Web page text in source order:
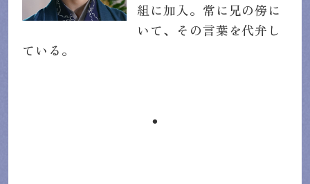
組に加入。常に兄の傍に
いて、その言葉を代弁し
ている。
・